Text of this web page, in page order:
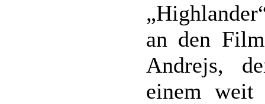
an den
Andrejs,
einem weit